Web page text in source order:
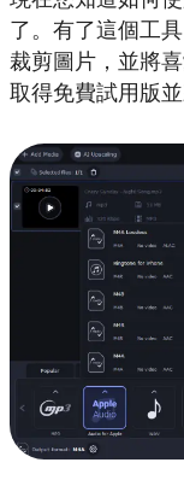
了。有了這個工
裁剪圖片，並將
取得免費試用版